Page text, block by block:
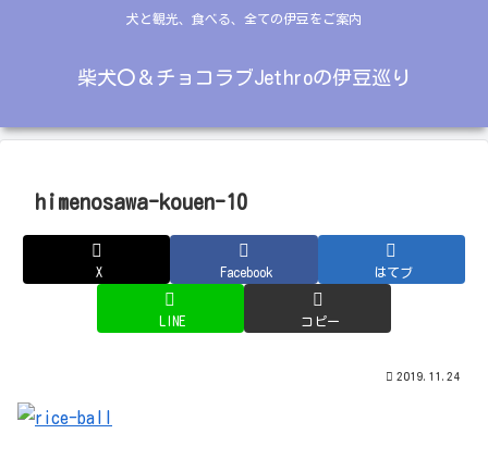
犬と観光、食べる、全ての伊豆をご案内
柴犬〇＆チョコラブJethroの伊豆巡り
himenosawa-kouen-10
X Facebook はてブ
LINE コピー
2019.11.24